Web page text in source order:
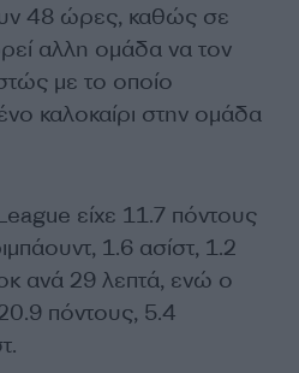
48 ώρες, καθώς σε
αλλη ομάδα να τον
με το οποίο
καλοκαίρι στην ομάδα
είχε 11.7 πόντους
1.6 ασίστ, 1.2
ανά 29 λεπτά, ενώ ο
πόντους, 5.4